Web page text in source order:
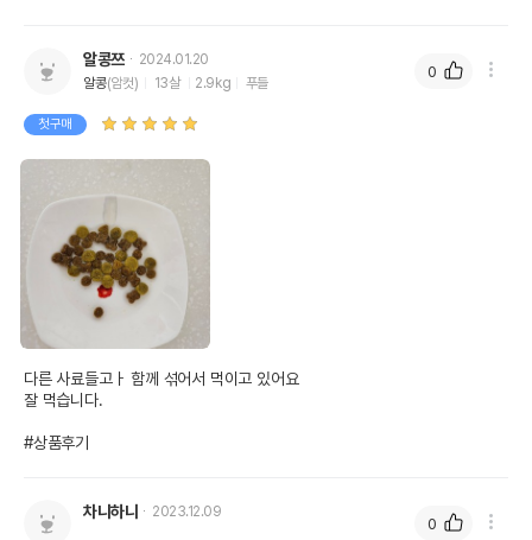
알콩쯔
2024.01.20
알콩(암컷) 13살 2.9kg 푸들
첫구매
다른 사료들고ㅏ 함께 섞어서 먹이고 있어요
잘 먹습니다.
#상품후기
0
차니하니 2023.12.09
0